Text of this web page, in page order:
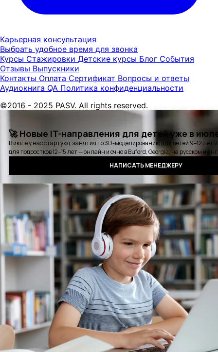
Карьерная консультация
Выбрать удобное время для звонка
Курсы Стажировки Детские курсы Блог События
Отзывы Выпускники
Контакты Оплата Сертификат Вопросы и ответы
Аудиокнига QA Политика конфиденциальности
©2016 - 2025 PASV. All rights reserved.